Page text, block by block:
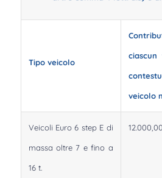
Tipo veicolo
veicolo
Veicoli Euro 6 step E di
massa oltre 7 e fino a
16 t.